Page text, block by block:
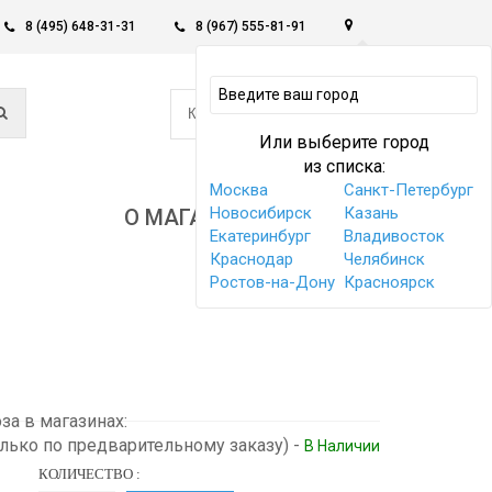
8 (495) 648-31-31 8 (967) 555-81-91
Или выберите город
из списка:
Москва
Санкт-Петербург
Новосибирск
Казань
Екатеринбург
Владивосток
Краснодар
Челябинск
Ростов-на-Дону Красноярск
КОРЗИНА -
0
О МАГАЗИНЕ
в магазинах:
по предварительному заказу) - В Наличии
КОЛИЧЕСТВО :